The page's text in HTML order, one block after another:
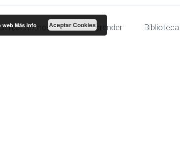
Somos Para aprender Biblioteca
web Más Info Aceptar Cookies